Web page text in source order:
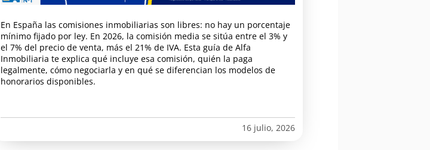
En España las comisiones inmobiliarias son libres: no hay un porcentaje
mínimo fijado por ley. En 2026, la comisión media se sitúa entre el 3% y
el 7% del precio de venta, más el 21% de IVA. Esta guía de Alfa
Inmobiliaria te explica qué incluye esa comisión, quién la paga
legalmente, cómo negociarla y en qué se diferencian los modelos de
honorarios disponibles.
16 julio, 2026